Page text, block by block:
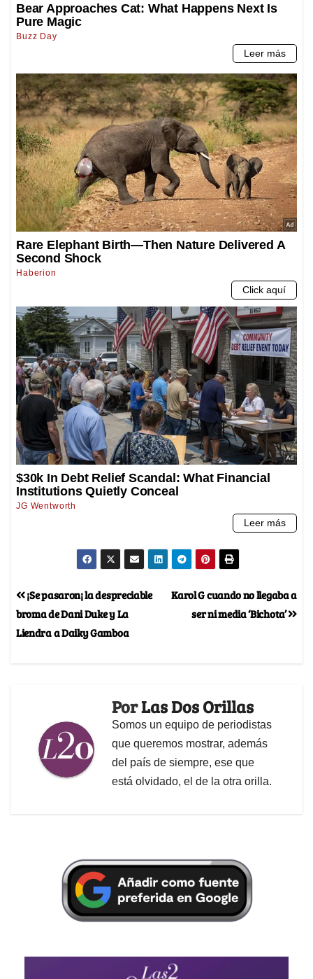
Karol G cuando no llegaba a
ser ni media ‘Bichota’
¡Se pasaron¡ la despreciable
broma de Dani Duke y La
Liendra a Daiky Gamboa
PorLas Dos Orillas
Somos un equipo de periodistas
que queremos mostrar, además
del país de siempre, ese que
está olvidado, el de la otra orilla.